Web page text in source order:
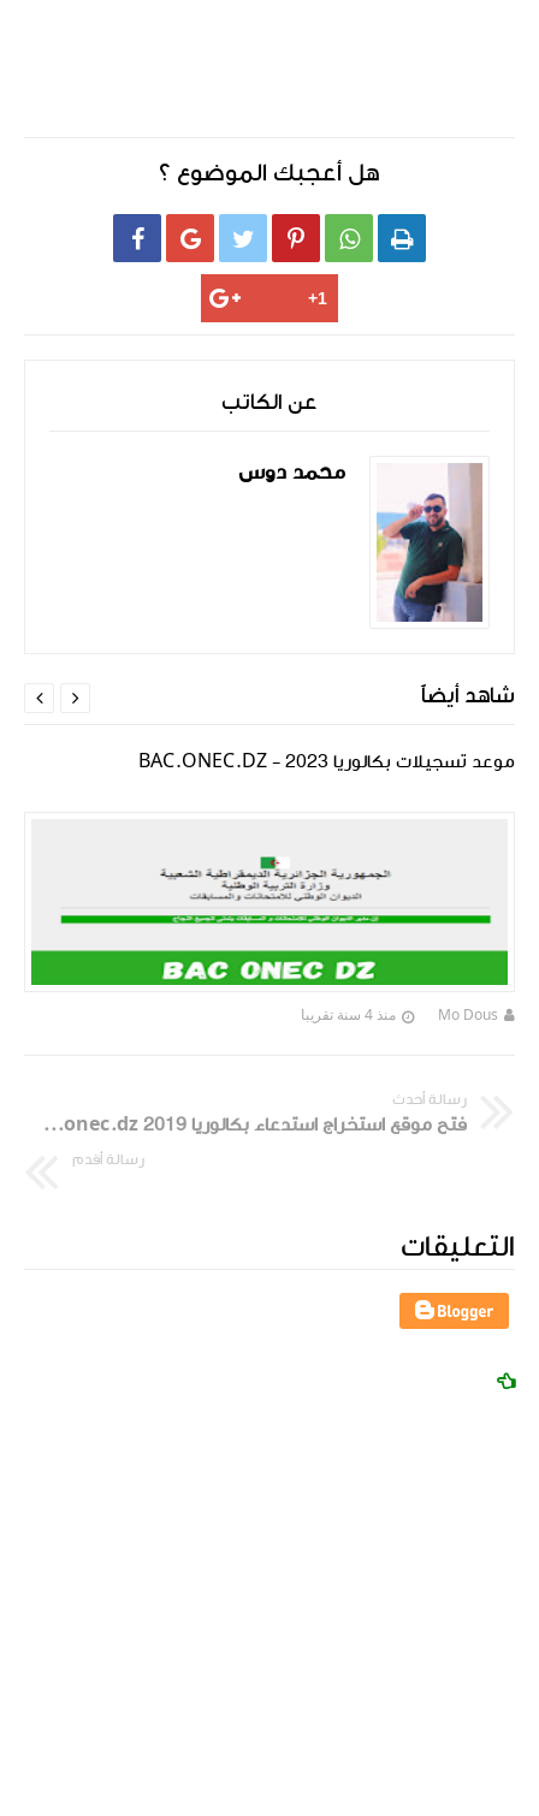
هل أعجبك الموضوع ؟
     
عن الكاتب
محمد دوس
شاهد أيضاً
موعد تسجيلات بكالوريا 2023 - BAC.ONEC.DZ
Mo Dous منذ 4 سنة تقريبا


رسالة أحدث
فتح موقع استخراج استدعاء بكالوريا 2019 bac.onec.dz
رسالة أقدم
التعليقات